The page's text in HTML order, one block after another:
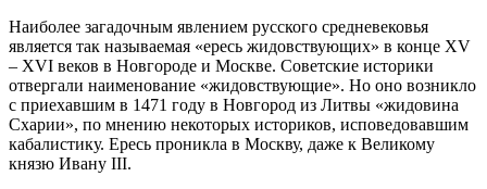
Наиболее загадочным явлением русского средневековья
является так называемая «ересь жидовствующих» в конце ХV
– XVI веков в Новгороде и Москве. Советские историки
отвергали наименование «жидовствующие». Но оно возникло
с приехавшим в 1471 году в Новгород из Литвы «жидовина
Схарии», по мнению некоторых историков, исповедовавшим
кабалистику. Ересь проникла в Москву, даже к Великому
князю Ивану III.